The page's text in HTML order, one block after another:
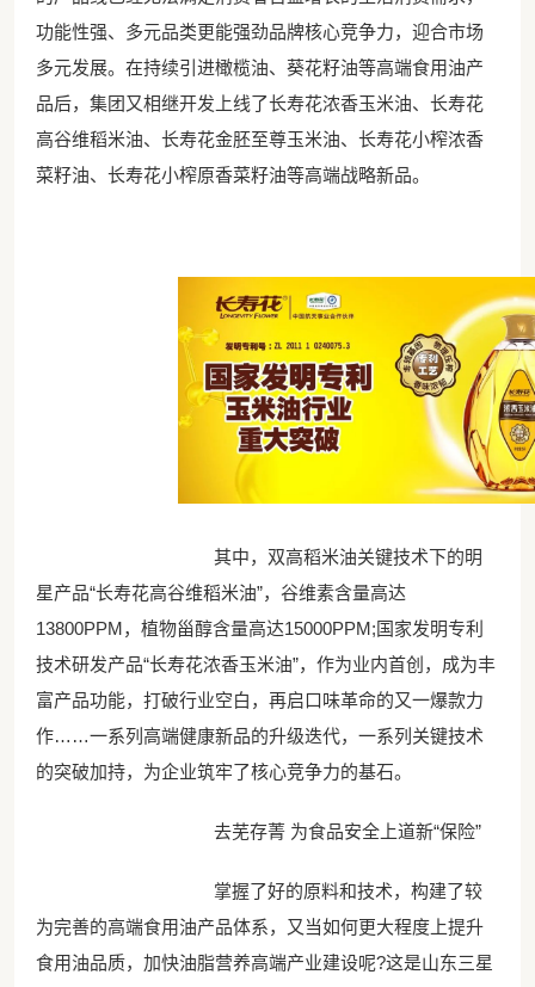
功能性强、多元品类更能强劲品牌核心竞争力，迎合市场
多元发展。在持续引进橄榄油、葵花籽油等高端食用油产
品后，集团又相继开发上线了长寿花浓香玉米油、长寿花
高谷维稻米油、长寿花金胚至尊玉米油、长寿花小榨浓香
菜籽油、长寿花小榨原香菜籽油等高端战略新品。
其中，双高稻米油关键技术下的明
星产品“长寿花高谷维稻米油”，谷维素含量高达
13800PPM，植物甾醇含量高达15000PPM;国家发明专利
技术研发产品“长寿花浓香玉米油”，作为业内首创，成为丰
富产品功能，打破行业空白，再启口味革命的又一爆款力
作……一系列高端健康新品的升级迭代，一系列关键技术
的突破加持，为企业筑牢了核心竞争力的基石。
去芜存菁 为食品安全上道新“保险”
掌握了好的原料和技术，构建了较
为完善的高端食用油产品体系，又当如何更大程度上提升
食用油品质，加快油脂营养高端产业建设呢?这是山东三星